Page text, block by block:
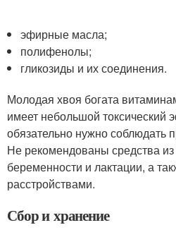
эфирные масла;
полифенолы;
гликозиды и их соединения.
Молодая хвоя богата
имеет небольшой токсический
обязательно нужно соблюдать
Не рекомендованы средства
беременности и лактации, а
расстройствами.
Сбор и хранение